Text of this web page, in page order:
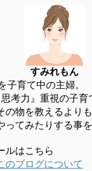
すみれもん
子育て中の主婦。
考力』重視の子育
の物を教えるより
ってみたりする事
ルはこちら
のブログについて